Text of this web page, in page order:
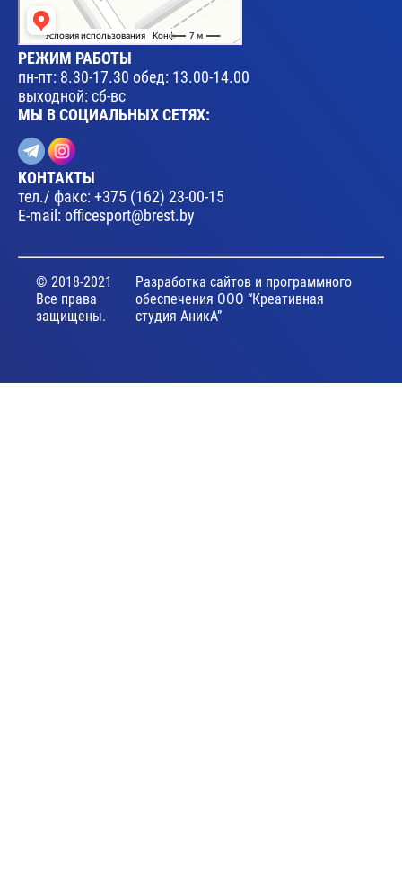
РЕЖИМ РАБОТЫ
пн-пт: 8.30-17.30 обед: 13.00-14.00
выходной: сб-вс
МЫ В СОЦИАЛЬНЫХ СЕТЯХ:
КОНТАКТЫ
тел./ факс: +375 (162) 23-00-15
E-mail: officesport@brest.by
© 2018-2021
Все права
защищены.
Разработка сайтов и программного
обеспечения ООО “Креативная
студия АникА”